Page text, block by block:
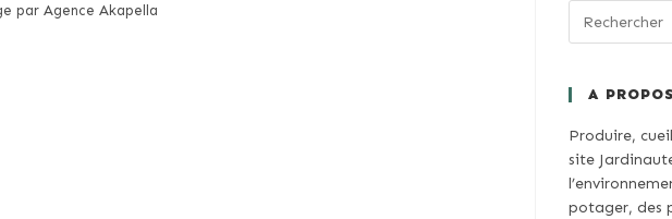
par Agence Akapella
A PROPOS
Produire,
site
potager, des